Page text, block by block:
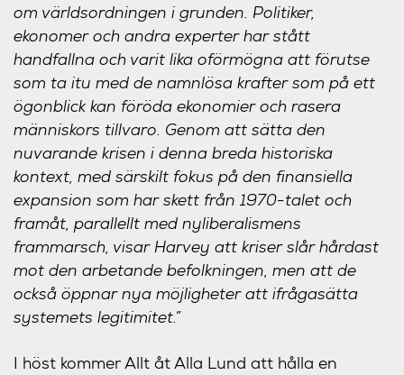
om världsordningen i grunden. Politiker,
ekonomer och andra experter har stått
handfallna och varit lika oförmögna att förutse
som ta itu med de namnlösa krafter som på ett
ögonblick kan föröda ekonomier och rasera
människors tillvaro. Genom att sätta den
nuvarande krisen i denna breda historiska
kontext, med särskilt fokus på den finansiella
expansion som har skett från 1970-talet och
framåt, parallellt med nyliberalismens
frammarsch, visar Harvey att kriser slår hårdast
mot den arbetande befolkningen, men att de
också öppnar nya möjligheter att ifrågasätta
systemets legitimitet.”
I höst kommer Allt åt Alla Lund att hålla en